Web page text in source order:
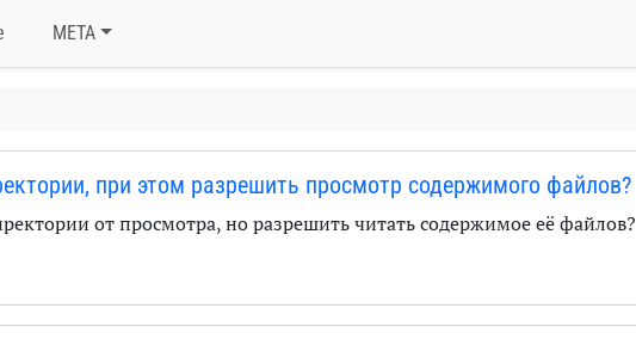
META
при этом разрешить просмотр содержимого файлов?
от просмотра, но разрешить читать содержимое её файлов?